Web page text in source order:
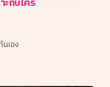
ะกับใคร
เอง